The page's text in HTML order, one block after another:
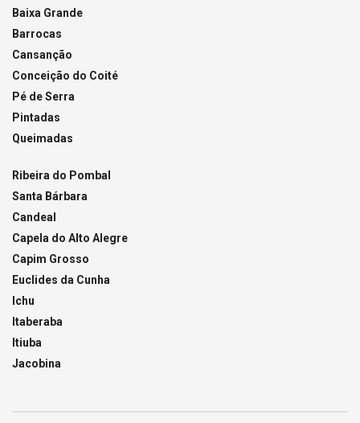
Baixa Grande
Barrocas
Cansanção
Conceição do Coité
Pé de Serra
Pintadas
Queimadas
Ribeira do Pombal
Santa Bárbara
Candeal
Capela do Alto Alegre
Capim Grosso
Euclides da Cunha
Ichu
Itaberaba
Itiuba
Jacobina